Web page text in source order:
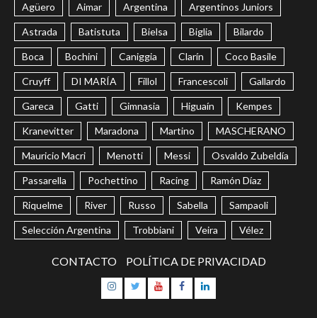
Agüero Aimar Argentina Argentinos Juniors
Astrada Batistuta Bielsa Biglia Bilardo
Boca Bochini Caniggia Clarín Coco Basile
Cruyff DI MARÍA Fillol Francescoli Gallardo
Gareca Gatti Gimnasia Higuaín Kempes
Kranevitter Maradona Martino MASCHERANO
Mauricio Macri Menotti Messi Osvaldo Zubeldía
Passarella Pochettino Racing Ramón Díaz
Riquelme River Russo Sabella Sampaoli
Selección Argentina Trobbiani Veira Vélez
CONTACTO POLÍTICA DE PRIVACIDAD
Instagram
TwitterYoutubeFacebookLinkedIn